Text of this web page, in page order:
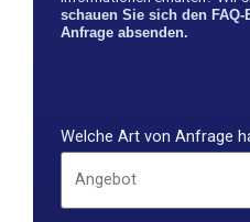
schauen Sie sich den
Anfrage absenden.
Welche Art von Anfrage